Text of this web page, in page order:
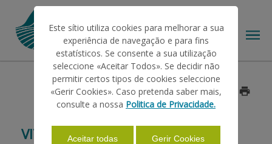
AJUDAS/APOIOS
VITIS 2018-2019 — ABERTURA DO
Data: 2017/11/15
Este sítio utiliza cookies para melhorar a sua
experiência de navegação e para fins
estatísticos. Se consente a sua utilização
seleccione «Aceitar Todos». Se decidir não
permitir certos tipos de cookies seleccione
«Gerir Cookies». Caso pretenda saber mais,
consulte a nossa Politica de Privacidade.
Aceitar todas Gerir Cookies